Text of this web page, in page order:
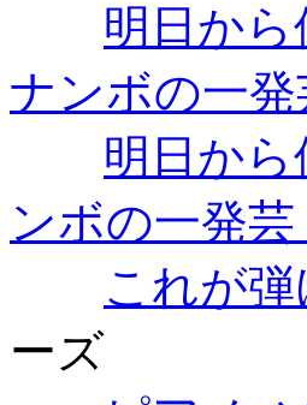
明日か
ナンボの一発
明日か
ンボの一発芸
これが
ーズ